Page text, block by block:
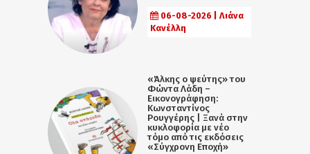
06-08-2026 | Λιάνα
Κανέλλη
«Άλκης ο ψεύτης» του
Φώντα Λάδη –
Εικονογράφηση:
Κωνσταντίνος
Ρουγγέρης | Ξανά στην
κυκλοφορία με νέο
τόμο από τις εκδόσεις
«Σύγχρονη Εποχή»